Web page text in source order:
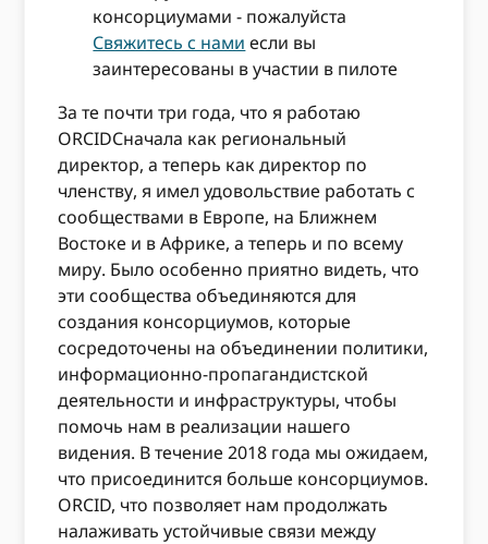
консорциумами - пожалуйста
Свяжитесь с нами если вы
заинтересованы в участии в пилоте
За те почти три года, что я работаю
ORCIDСначала как региональный
директор, а теперь как директор по
членству, я имел удовольствие работать с
сообществами в Европе, на Ближнем
Востоке и в Африке, а теперь и по всему
миру. Было особенно приятно видеть, что
эти сообщества объединяются для
создания консорциумов, которые
сосредоточены на объединении политики,
информационно-пропагандистской
деятельности и инфраструктуры, чтобы
помочь нам в реализации нашего
видения. В течение 2018 года мы ожидаем,
что присоединится больше консорциумов.
ORCID, что позволяет нам продолжать
налаживать устойчивые связи между